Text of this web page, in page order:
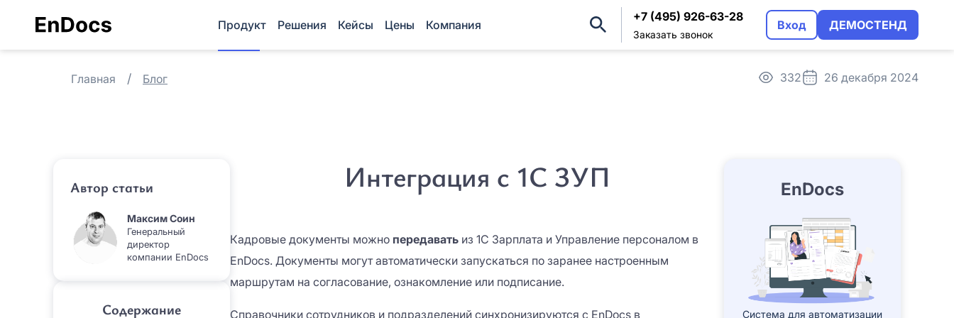
Продукт Решения Кейсы Цены Компания
+7 (495) 926-63-28
Заказать звонок
Вход ДЕМОСТЕНД
Главная Блог 332 26 декабря 2024
Автор статьи
Максим Соин
Генеральный
директор
компании EnDocs
Содержание
Интеграция с 1С ЗУП
Кадровые документы можно передаватьиз 1С Зарплата и Управление персоналом в
EnDocs. Документы могут автоматически запускаться по заранее настроенным
маршрутам на согласование, ознакомление или подписание.
Справочники сотрудников и подразделений синхронизируются с EnDocs в
EnDocs
Система для автоматизации
Причина интереса *
Причина интереса *
Оцените EnDocs в реальном использовании
Название организации*
Email *